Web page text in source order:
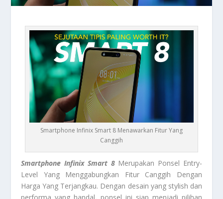
Smartphone Infinix Smart 8 Menawarkan Fitur Yang
Canggih
Smartphone Infinix Smart 8Merupakan Ponsel Entry-
Level Yang Menggabungkan Fitur Canggih Dengan
Harga Yang Terjangkau. Dengan desain yang stylish dan